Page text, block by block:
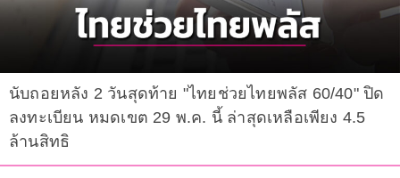
นับถอยหลัง 2 วันสุดท้าย "ไทยช่วยไทยพลัส 60/40" ปิด
ลงทะเบียน หมดเขต 29 พ.ค. นี้ ล่าสุดเหลือเพียง 4.5
ล้านสิทธิ